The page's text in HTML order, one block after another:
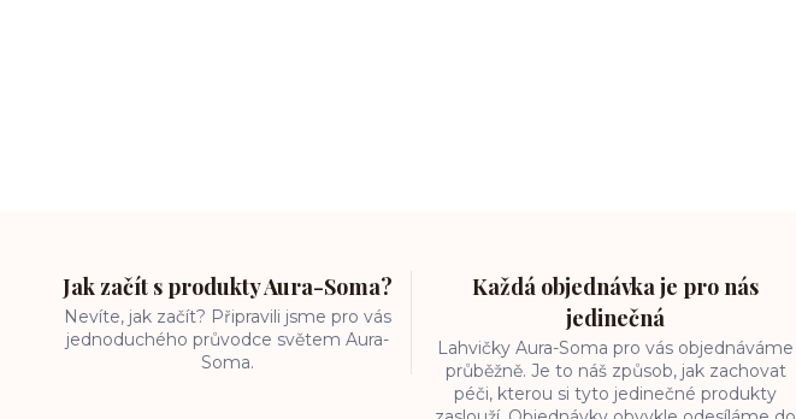
Jak začít s produkty Aura-Soma?
Nevíte, jak začít? Připravili jsme pro vás
jednoduchého průvodce světem Aura-
Soma.
Každá objednávka je pro nás
jedinečná
Lahvičky Aura-Soma pro vás objednáváme
průběžně. Je to náš způsob, jak zachovat
péči, kterou si tyto jedinečné produkty